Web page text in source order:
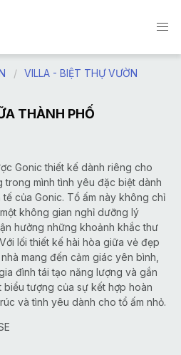
VILLA - BIỆT THỰ VƯỜN
THÀNH PHỐ
Gonic thiết kế dành riêng cho
trong mình tình yêu đặc biệt dành
của Gonic. Tổ ấm này không chỉ
không gian nghỉ dưỡng lý
hưởng những khoảnh khắc thư
lối thiết kế hài hòa giữa vẻ đẹp
mang đến cảm giác yên bình,
đình tái tạo năng lượng và gắn
tượng của sự kết hợp hoàn
và tình yêu dành cho tổ ấm nhỏ.